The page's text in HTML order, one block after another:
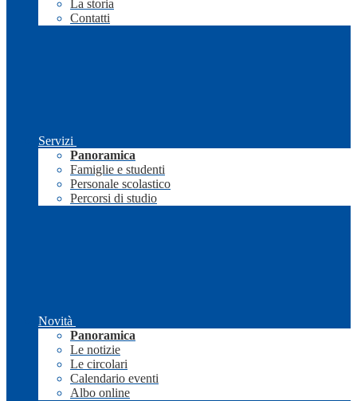
La storia
Contatti
Servizi
Panoramica
Famiglie e studenti
Personale scolastico
Percorsi di studio
Novità
Panoramica
Le notizie
Le circolari
Calendario eventi
Albo online